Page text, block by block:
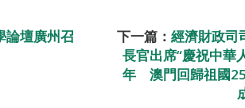
論壇廣州召
下一篇： 經濟財政司
長官出席“慶祝中華
年 澳門回歸祖國